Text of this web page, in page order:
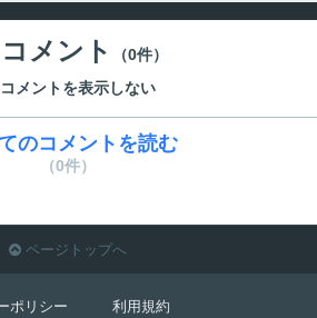
コメント
（0件）
コメントを表示しない
のコメントを読む
（0件）
 ページトップへ
ポリシー 利用規約